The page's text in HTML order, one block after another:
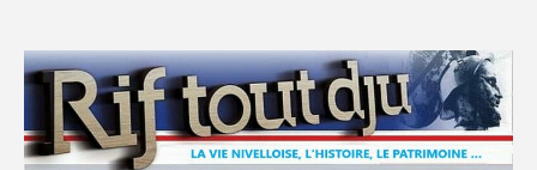
content